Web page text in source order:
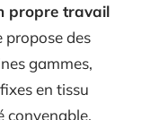
propre travail
propose des
gammes,
en tissu
convenable.